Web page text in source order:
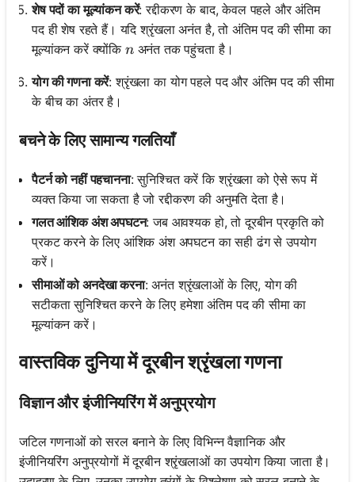
शेष पदों का मूल्यांकन करें: रद्दीकरण के बाद, केवल पहले और अंतिम
पद ही शेष रहते हैं। यदि श्रृंखला अनंत है, तो अंतिम पद की सीमा का
मूल्यांकन करें क्योंकि n
nअनंत तक पहुंचता है।
योग की गणना करें: श्रृंखला का योग पहले पद और अंतिम पद की सीमा
के बीच का अंतर है।
बचने के लिए सामान्य गलतियाँ
पैटर्न को नहीं पहचानना: सुनिश्चित करें कि श्रृंखला को ऐसे रूप में
व्यक्त किया जा सकता है जो रद्दीकरण की अनुमति देता है।
गलत आंशिक अंश अपघटन: जब आवश्यक हो, तो दूरबीन प्रकृति को
प्रकट करने के लिए आंशिक अंश अपघटन का सही ढंग से उपयोग
करें।
सीमाओं को अनदेखा करना: अनंत श्रृंखलाओं के लिए, योग की
सटीकता सुनिश्चित करने के लिए हमेशा अंतिम पद की सीमा का
मूल्यांकन करें।
वास्तविक दुनिया में दूरबीन श्रृंखला गणना
विज्ञान और इंजीनियरिंग में अनुप्रयोग
जटिल गणनाओं को सरल बनाने के लिए विभिन्न वैज्ञानिक और
इंजीनियरिंग अनुप्रयोगों में दूरबीन श्रृंखलाओं का उपयोग किया जाता है।